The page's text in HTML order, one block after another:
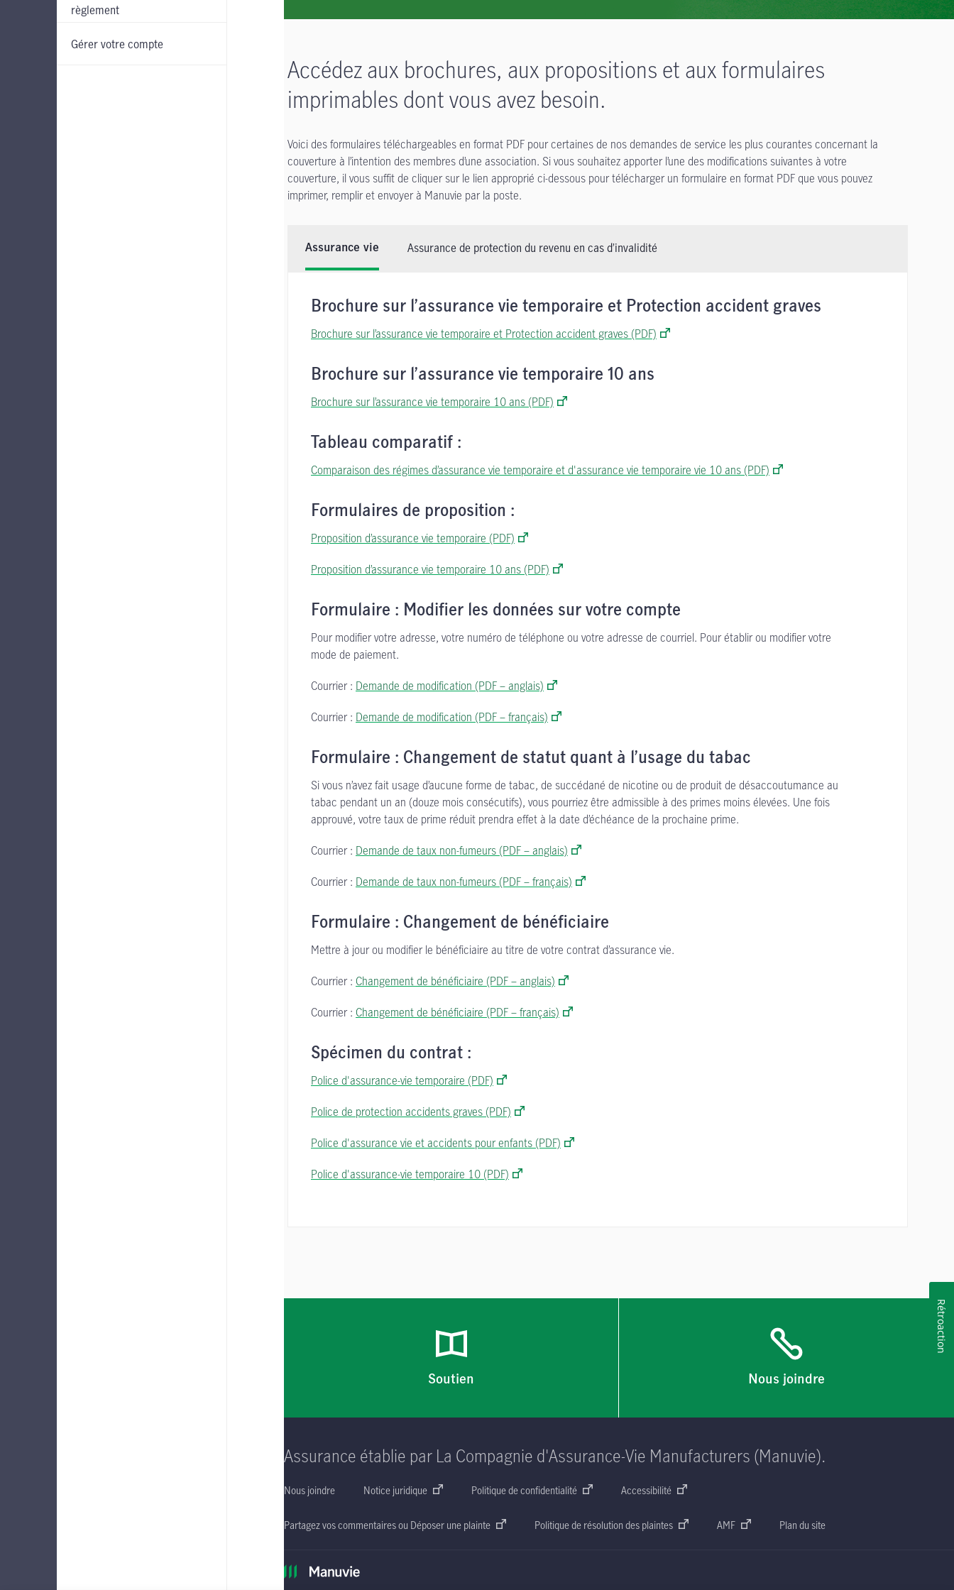
règlement
Gérer votre compte
Accédez aux brochures, aux propositions et aux formulaires
imprimables dont vous avez besoin.
Voici des formulaires téléchargeables en format PDF pour certaines de nos demandes de service les plus courantes concernant la
couverture à l’intention des membres d’une association. Si vous souhaitez apporter l’une des modifications suivantes à votre
couverture, il vous suffit de cliquer sur le lien approprié ci-dessous pour télécharger un formulaire en format PDF que vous pouvez
imprimer, remplir et envoyer à Manuvie par la poste.
Assurance vie Assurance de protection du revenu en cas d’invalidité
Brochure sur l’assurance vie temporaire et Protection accident graves
Brochure sur l’assurance vie temporaire et Protection accident graves (PDF)
Brochure sur l’assurance vie temporaire 10 ans
Brochure sur l’assurance vie temporaire 10 ans (PDF)
Tableau comparatif :
Comparaison des régimes d’assurance vie temporaire et d'assurance vie temporaire vie 10 ans (PDF)
Formulaires de proposition :
Proposition d’assurance vie temporaire (PDF)
Proposition d’assurance vie temporaire 10 ans (PDF)
Formulaire : Modifier les données sur votre compte
Pour modifier votre adresse, votre numéro de téléphone ou votre adresse de courriel. Pour établir ou modifier votre
mode de paiement.
Courrier : Demande de modification (PDF – anglais)
Courrier : Demande de modification (PDF – français)
Formulaire : Changement de statut quant à l’usage du tabac
Si vous n’avez fait usage d’aucune forme de tabac, de succédané de nicotine ou de produit de désaccoutumance au
tabac pendant un an (douze mois consécutifs), vous pourriez être admissible à des primes moins élevées. Une fois
approuvé, votre taux de prime réduit prendra effet à la date d’échéance de la prochaine prime.
Courrier : Demande de taux non-fumeurs (PDF – anglais)
Courrier : Demande de taux non-fumeurs (PDF – français)
Formulaire : Changement de bénéficiaire
Mettre à jour ou modifier le bénéficiaire au titre de votre contrat d’assurance vie.
Courrier : Changement de bénéficiaire (PDF – anglais)
Courrier : Changement de bénéficiaire (PDF – français)
Spécimen du contrat :
Police d'assurance-vie temporaire (PDF)
Police de protection accidents graves (PDF)
Police d'assurance vie et accidents pour enfants (PDF)
Police d'assurance-vie temporaire 10 (PDF)
Soutien Nous joindre
Assurance établie par La Compagnie d'Assurance-Vie Manufacturers (Manuvie).
Nous joindre Notice juridique Politique de confidentialité Accessibilité
Partagez vos commentaires ou Déposer une plainte Politique de résolution des plaintes AMF Plan du site
Rétroaction